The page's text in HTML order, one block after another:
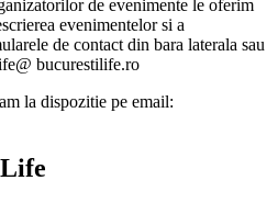
de evenimente le oferim
evenimentelor si a
de contact din bara laterala sau
bucurestilife.ro
la dispozitie pe email: